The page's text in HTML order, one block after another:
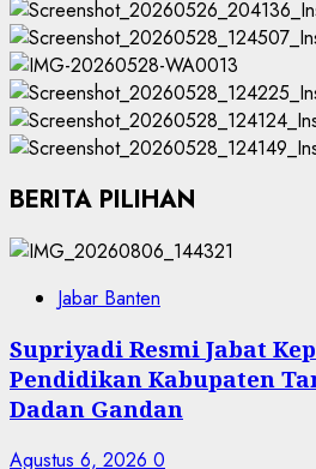
BERITA PILIHAN
Jabar Banten
Supriyadi Resmi Jabat
Pendidikan Kabupaten
Dadan Gandan
Agustus 6, 2026 0